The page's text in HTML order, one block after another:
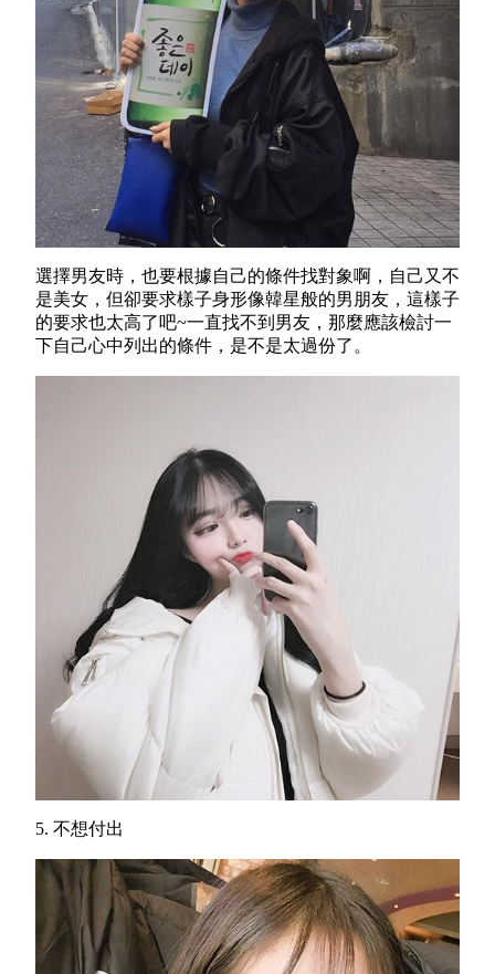
選擇男友時，也要根據自己的條件找對象啊，自己又不
是美女，但卻要求樣子身形像韓星般的男朋友，這樣子
的要求也太高了吧~一直找不到男友，那麼應該檢討一
下自己心中列出的條件，是不是太過份了。
5. 不想付出